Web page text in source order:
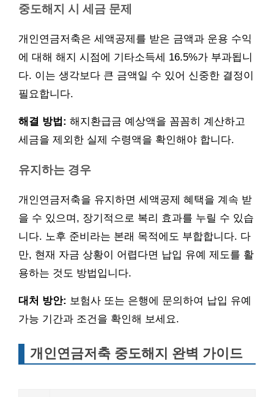
중도해지 시 세금 문제
개인연금저축은 세액공제를 받은 금액과 운용 수익
에 대해 해지 시점에 기타소득세 16.5%가 부과됩니
다. 이는 생각보다 큰 금액일 수 있어 신중한 결정이
필요합니다.
해결 방법: 해지환급금 예상액을 꼼꼼히 계산하고
세금을 제외한 실제 수령액을 확인해야 합니다.
유지하는 경우
개인연금저축을 유지하면 세액공제 혜택을 계속 받
을 수 있으며, 장기적으로 복리 효과를 누릴 수 있습
니다. 노후 준비라는 본래 목적에도 부합합니다. 다
만, 현재 자금 상황이 어렵다면 납입 유예 제도를 활
용하는 것도 방법입니다.
대처 방안: 보험사 또는 은행에 문의하여 납입 유예
가능 기간과 조건을 확인해 보세요.
개인연금저축 중도해지 완벽 가이드